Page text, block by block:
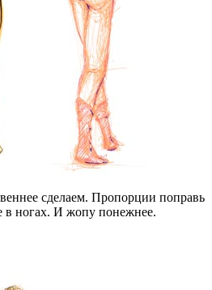
сделаем. Пропорции поправь
ногах. И жопу понежнее.